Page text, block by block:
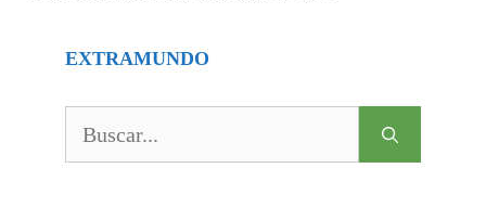
EXTRAMUNDO